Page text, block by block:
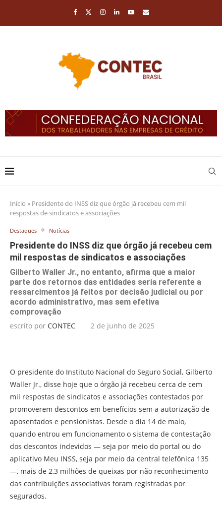
Início » Presidente do INSS diz que órgão já recebeu cem mil
respostas de sindicatos e associações
Destaques Notícias
Presidente do INSS diz que órgão já recebeu cem
mil respostas de sindicatos e associações
Gilberto Waller Jr., no entanto, afirma que a maior
parte dos retornos das entidades seria referente a
ressarcimentos já feitos por decisão judicial ou por
acordo administrativo, mas sem efetiva
comprovação
escrito por CONTEC 2 de junho de 2025
O presidente do Instituto Nacional do Seguro Social, Gilberto
Waller Jr., disse hoje que o órgão já recebeu cerca de cem
mil respostas de sindicatos e associações contestados por
promoverem descontos em benefícios sem a autorização de
aposentados e pensionistas. Desde o dia 14 de maio,
quando entrou em funcionamento o sistema de contestação
dos descontos indevidos — seja por meio do portal ou do
aplicativo Meu INSS, seja por meio da central telefônica 135
—, mais de 2,3 milhões de queixas por não reconhecimento
das contribuições associativas foram registradas por
segurados.